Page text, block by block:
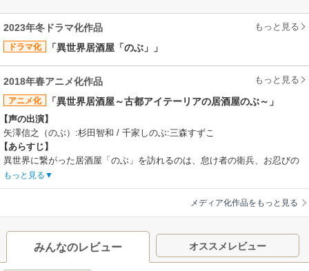
2023年冬ドラマ化作品 もっと見る
ドラマ化 「異世界居酒屋「のぶ」」
2018年春アニメ化作品 もっと見る
アニメ化 「異世界居酒屋～古都アイテーリアの居酒屋のぶ～」
声の出演】
矢澤信之（のぶ）:杉田智和 / 千家しのぶ:三森すずこ
あらすじ】
異世界に繋がった居酒屋「のぶ」を訪れるのは、怠け者の衛兵、お忍びの
聖職者、水道ギルドマスターなど個性的な面々ばかり。彼らは、寡黙な店
主、ノブ・タイショーが振る舞う驚くほど美味しい酒や、未体験の料理に
驚き、舌鼓を打ちながらつかの間、日々のわずらわしさを忘れるのだ。こ
の居酒屋の噂は客から客へと拡がり、連日様々なお客がやってくる。さて
今夜、居酒屋「のぶ」にはどんなお客が訪れ、どんな物語が紡がれるの
か・・・。
もっと見る
メディア化作品をもっと見る
みんなのレビュー オススメレビュー